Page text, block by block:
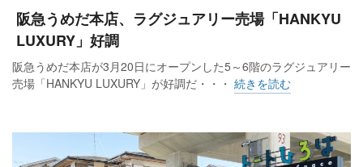
阪急うめだ本店、ラグジュアリー売場「HANKYU
LUXURY」好調
阪急うめだ本店が3月20日にオープンした5～6階のラグジュアリー
売場「HANKYU LUXURY」が好調だ・・・ 続きを読む